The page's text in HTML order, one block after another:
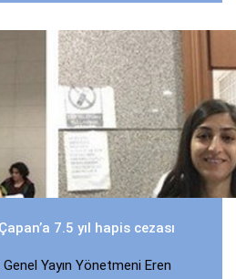
7.5 yıl hapis cezası
Yayın Yönetmeni Eren